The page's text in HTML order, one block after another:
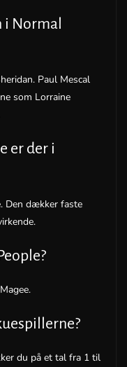
i Normal
Paul Mescal
som Lorraine
er der i
Den dækker faste
du på et tal fra 1 til